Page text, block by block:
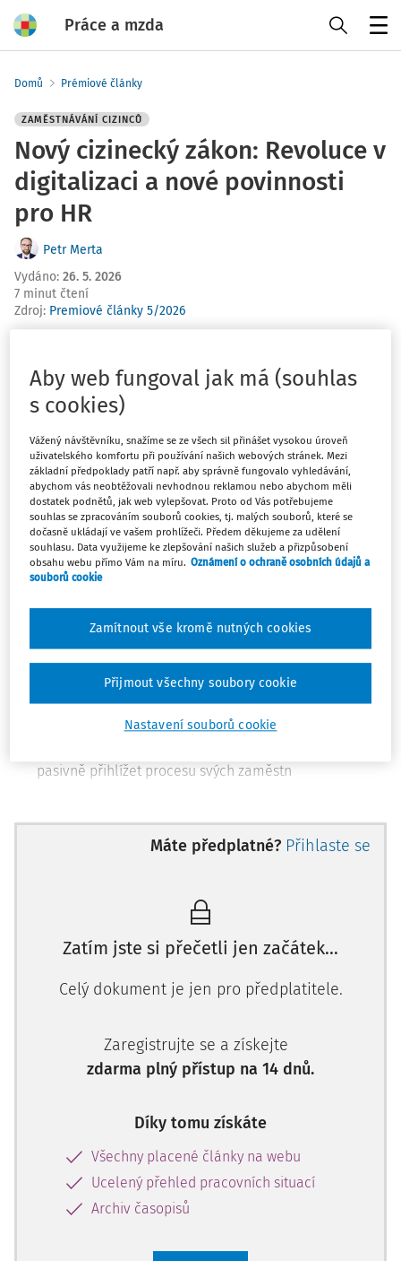
Práce a mzda
Domů Prémiové články
ZAMĚSTNÁVÁNÍ CIZINCŮ
Nový cizinecký zákon: Revoluce v
digitalizaci a nové povinnosti
pro HR
Petr Merta
Vydáno: 26. 5. 2026
7 minut čtení
Zdroj: Premiové články 5/2026
legislativních proměn v oblasti zaměstnávání cizinců za
posledních 25 let. Vláda předložila do sněmovny k
projednání návrh nového zákona o vstupu a pobytu
cizinců, který má od roku 2029 nahradit stávající, již
nepřehlednou úpravu. Do světa HR to vnáší spoustu
inovací: konec papírových složek, zavedení institutu
garantů, a tím pádem šanci na flexibilnější procesy při
zaměstnávání cizinců.
Jaké hlavní změny ovlivní vaši HR
praxi?
Plná digitalizace (systém ICAS):Veškerá komunikace
s Ministerstvem vnitra se přesouvá do digitálního
prostředí. Cizinec i zaměstnavatel bude mít svůj účet,
přes který bude podávat žádosti i doručovat
pasivně přihlížet procesu svých zaměstn
Máte předplatné? Přihlaste se
Zatím jste si přečetli jen začátek…
Celý dokument je jen pro předplatitele.
Zaregistrujte se a získejte
zdarma plný přístup na 14 dnů.
Díky tomu získáte
Všechny placené články na webu
Ucelený přehled pracovních situací
Archiv časopisů
Aby web fungoval jak má (souhlas
s cookies)
Vážený návštěvníku, snažíme se ze všech sil přinášet vysokou úroveň
uživatelského komfortu při používání našich webových stránek. Mezi
základní předpoklady patří např. aby správně fungovalo vyhledávání,
abychom vás neobtěžovali nevhodnou reklamou nebo abychom měli
dostatek podnětů, jak web vylepšovat. Proto od Vás potřebujeme
souhlas se zpracováním souborů cookies, tj. malých souborů, které se
dočasně ukládají ve vašem prohlížeči. Předem děkujeme za udělení
souhlasu. Data využijeme ke zlepšování našich služeb a přizpůsobení
obsahu webu přímo Vám na míru. Oznámení o ochraně osobních údajů a
souborů cookie
Nastavení souborů cookie
Zamítnout vše kromě nutných cookies
Přijmout všechny soubory cookie